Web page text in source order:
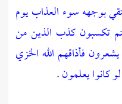
بوجهه سوء العذاب يوم
تكسبونكذب الذين من
فأذاقهم الله الخزي
كانوا يعلمون.